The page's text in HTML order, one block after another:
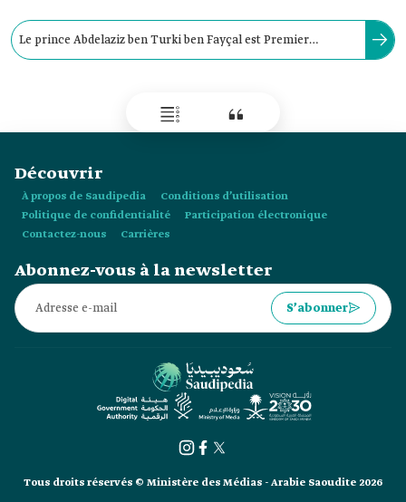
Le prince Abdelaziz ben Turki ben Fayçal est Premier
Découvrir
À propos de Saudipedia
Conditions d’utilisation
Politique de confidentialité
Participation électronique
Contactez-nous
Carrières
Abonnez-vous à la newsletter
S’abonner
Tous droits réservés © Ministère des Médias - Arabie Saoudite 2026